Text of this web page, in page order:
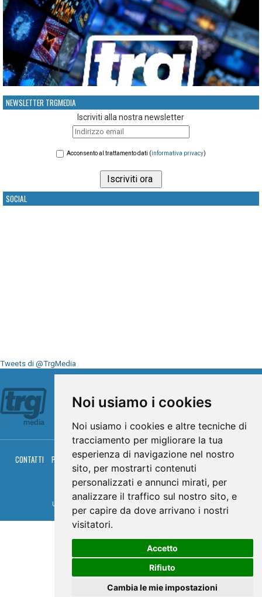
Noi usiamo i cookies
Noi usiamo i cookies e altre tecniche di
tracciamento per migliorare la tua
esperienza di navigazione nel nostro
sito, per mostrarti contenuti
personalizzati e annunci mirati, per
analizzare il traffico sul nostro sito, e
per capire da dove arrivano i nostri
visitatori.
Accetto
Rifiuto
Cambia le mie impostazioni
NEWSLETTER TRGMEDIA
Iscriviti alla nostra newsletter
Acconsento al trattamento dati (informativa privacy)
SOCIAL
Tweets di @TrgMedia
CONTATTI PRIVACY COOKIES PALINSESTO DIRETTA TV
DIRETTA RADIO
RGM HITRADIO
© TRG Media 2005-2026
Umbria Televisioni s.r.l. - P.I.00496230541 -